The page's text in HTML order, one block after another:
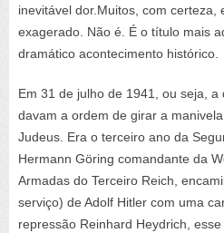
inevitável dor.Muitos, com certeza,
exagerado. Não é. É o título mais
dramático acontecimento histórico.
Em 31 de julho de 1941, ou seja,
davam a ordem de girar a
Judeus. Era o terceiro ano da
Hermann Göring comandante da
Armadas do Terceiro Reich,
serviço) de Adolf Hitler com uma
repressão Reinhard Heydrich,